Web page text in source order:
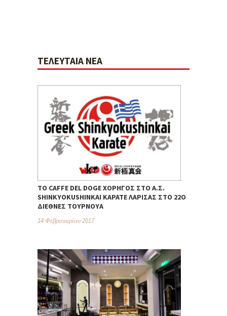
ΤΕΛΕΥΤΑΊΑ ΝΈΑ
ΤΟ CAFFE DEL DOGE ΧΟΡΗΓΌΣ ΣΤΟ Α.Σ.
SHINKYOKUSHINKAI ΚΑΡΆΤΕ ΛΆΡΙΣΑΣ ΣΤΟ 22Ο
ΔΙΕΘΝΈΣ ΤΟΥΡΝΟΥΆ
14 Φεβρουαρίου 2017